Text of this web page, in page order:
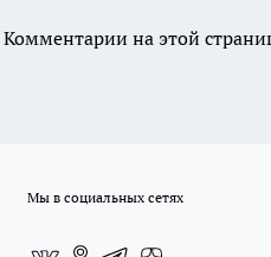
Комментарии на этой
Мы в социальных сетях